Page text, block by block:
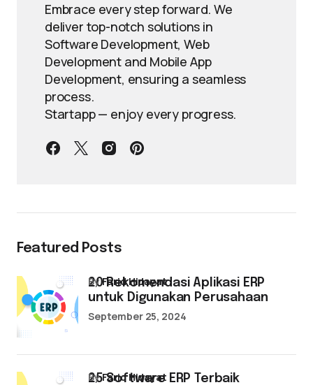
Embrace every step forward. We
deliver top-notch solutions in
Software Development, Web
Development and Mobile App
Development, ensuring a seamless
process.
Startapp — enjoy every progress.
Featured Posts
20 Rekomendasi Aplikasi ERP
untuk Digunakan Perusahaan
byFarid Hidayat
September 25, 2024
25 Software ERP Terbaik
byFarid Hidayat